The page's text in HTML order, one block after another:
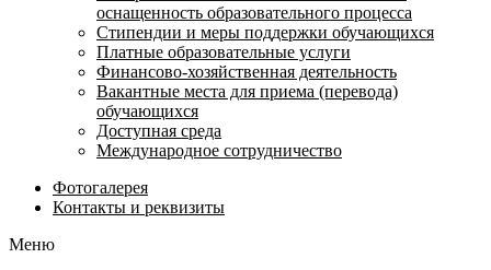
оснащенность образовательного процесса
Стипендии и меры поддержки обучающихся
Платные образовательные услуги
Финансово-хозяйственная деятельность
Вакантные места для приема (перевода)
обучающихся
Доступная среда
Международное сотрудничество
Фотогалерея
Контакты и реквизиты
Меню